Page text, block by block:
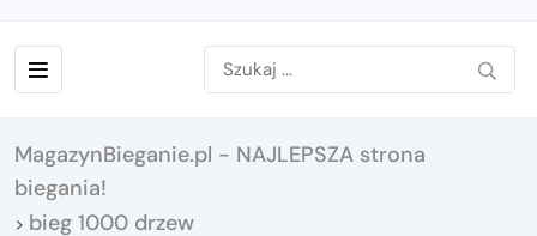
MagazynBieganie.pl - NAJLEPSZA strona
biegania!
> bieg 1000 drzew